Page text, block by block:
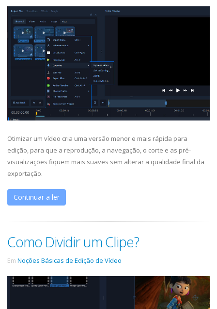
Otimizar um vídeo cria uma versão menor e mais rápida para
edição, para que a reprodução, a navegação, o corte e as pré-
visualizações fiquem mais suaves sem alterar a qualidade final da
exportação.
Continuar a ler
Como Dividir um Clipe?
Em Noções Básicas de Edição de Vídeo